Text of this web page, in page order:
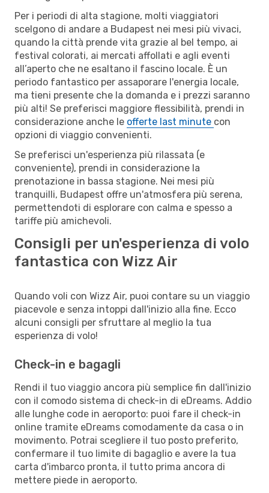
Per i periodi di alta stagione, molti viaggiatori
scelgono di andare a Budapest nei mesi più vivaci,
quando la città prende vita grazie al bel tempo, ai
festival colorati, ai mercati affollati e agli eventi
all’aperto che ne esaltano il fascino locale. È un
periodo fantastico per assaporare l'energia locale,
ma tieni presente che la domanda e i prezzi saranno
più alti! Se preferisci maggiore flessibilità, prendi in
considerazione anche le offerte last minute con
opzioni di viaggio convenienti.
Se preferisci un'esperienza più rilassata (e
conveniente), prendi in considerazione la
prenotazione in bassa stagione. Nei mesi più
tranquilli, Budapest offre un'atmosfera più serena,
permettendoti di esplorare con calma e spesso a
tariffe più amichevoli.
Consigli per un'esperienza di volo
fantastica con Wizz Air
Quando voli con Wizz Air, puoi contare su un viaggio
piacevole e senza intoppi dall'inizio alla fine. Ecco
alcuni consigli per sfruttare al meglio la tua
esperienza di volo!
Check-in e bagagli
Rendi il tuo viaggio ancora più semplice fin dall'inizio
con il comodo sistema di check-in di eDreams. Addio
alle lunghe code in aeroporto: puoi fare il check-in
online tramite eDreams comodamente da casa o in
movimento. Potrai scegliere il tuo posto preferito,
confermare il tuo limite di bagaglio e avere la tua
carta d'imbarco pronta, il tutto prima ancora di
mettere piede in aeroporto.